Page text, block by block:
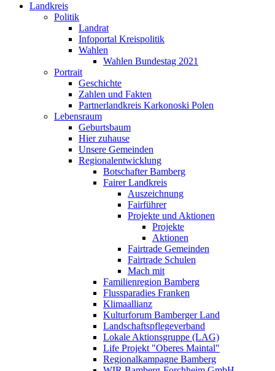
Landkreis
Politik
Landrat
Infoportal Kreispolitik
Wahlen
Wahlen Bundestag 2021
Portrait
Geschichte
Zahlen und Fakten
Partnerlandkreis Karkonoski Polen
Lebensraum
Geburtsbaum
Hier zuhause
Unsere Gemeinden
Regionalentwicklung
Botschafter Bamberg
Fairer Landkreis
Auszeichnung
Fairführer
Projekte und Aktionen
Projekte
Aktionen
Fairtrade Gemeinden
Fairtrade Schulen
Mach mit
Familienregion Bamberg
Flussparadies Franken
Klimaallianz
Kulturforum Bamberger Land
Landschaftspflegeverband
Lokale Aktionsgruppe (LAG)
Life Projekt "Oberes Maintal"
Regionalkampagne Bamberg